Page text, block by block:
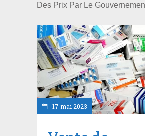
Des Prix Par Le
17 mai 2023